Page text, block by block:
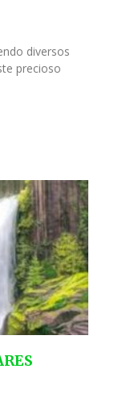
diversos
precioso